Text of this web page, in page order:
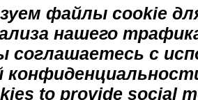
файлы cookie
нашего
соглашаетесь с
to provide social